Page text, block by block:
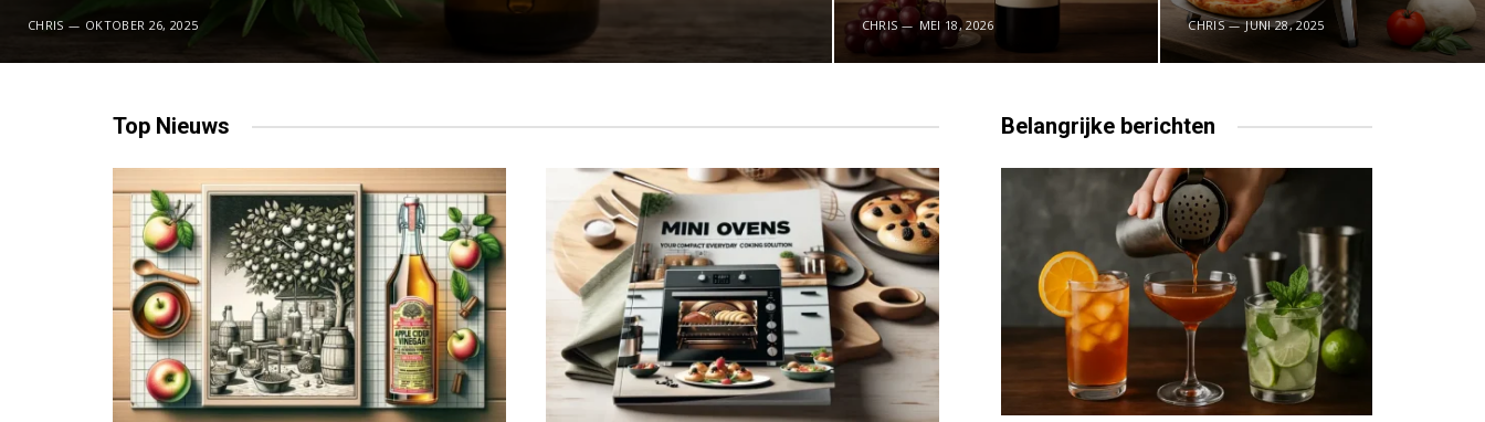
CHRIS OKTOBER 26, 2025 CHRIS MEI 18, 2026 CHRIS JUNI 28, 2025
Top Nieuws Belangrijke berichten